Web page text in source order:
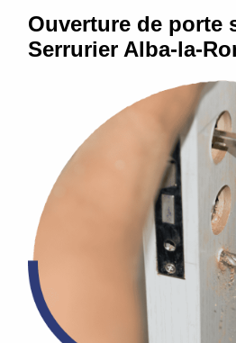
Ouverture de porte
Serrurier Alba-la-